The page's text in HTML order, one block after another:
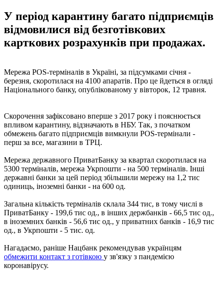
У період карантину багато підприємців
відмовилися від безготівкових
карткових розрахунків при продажах.
Мережа POS-терміналів в Україні, за підсумками січня -
березня, скоротилася на 4100 апаратів. Про це йдеться в огляді
Національного банку, опублікованому у вівторок, 12 травня.
Скорочення зафіксовано вперше з 2017 року і пояснюється
впливом карантину, відзначають в НБУ. Так, з початком
обмежень багато підприємців вимкнули POS-термінали -
перш за все, магазини в ТРЦ.
Мережа державного ПриватБанку за квартал скоротилася на
5300 терміналів, мережа Укрпошти - на 500 терміналів. Інші
державні банки за цей період збільшили мережу на 1,2 тис
одиниць, іноземні банки - на 600 од.
Загальна кількість терміналів склала 344 тис, в тому числі в
ПриватБанку - 199,6 тис од., в інших держбанків - 66,5 тис од.,
в іноземних банків - 56,6 тис од., у приватних банків - 16,9 тис
од., в Укрпошти - 5 тис. од.
Нагадаємо, раніше Нацбанк рекомендував українцям
обмежити контакт з готівкою у зв'язку з пандемією
коронавірусу.